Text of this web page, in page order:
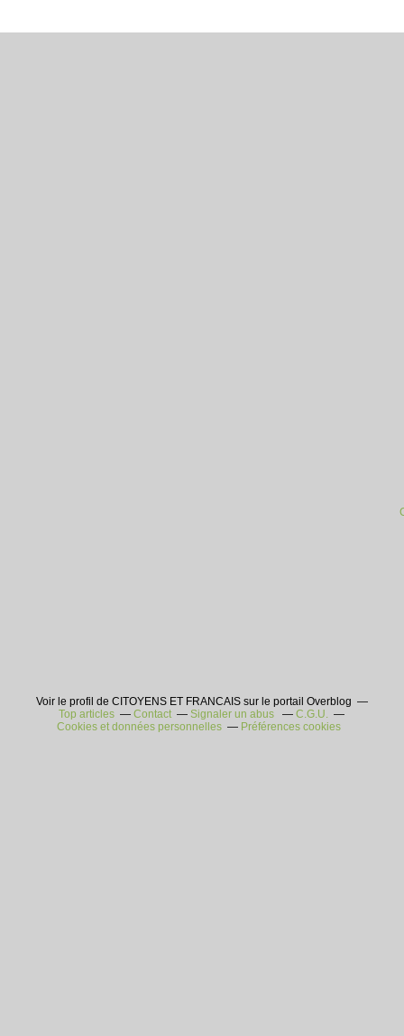
Voir le profil de CITOYENS ET FRANCAIS sur le portail Overblog
Top articles
Contact Signaler un abus
C.G.U.
Cookies et données personnelles
Préférences cookies